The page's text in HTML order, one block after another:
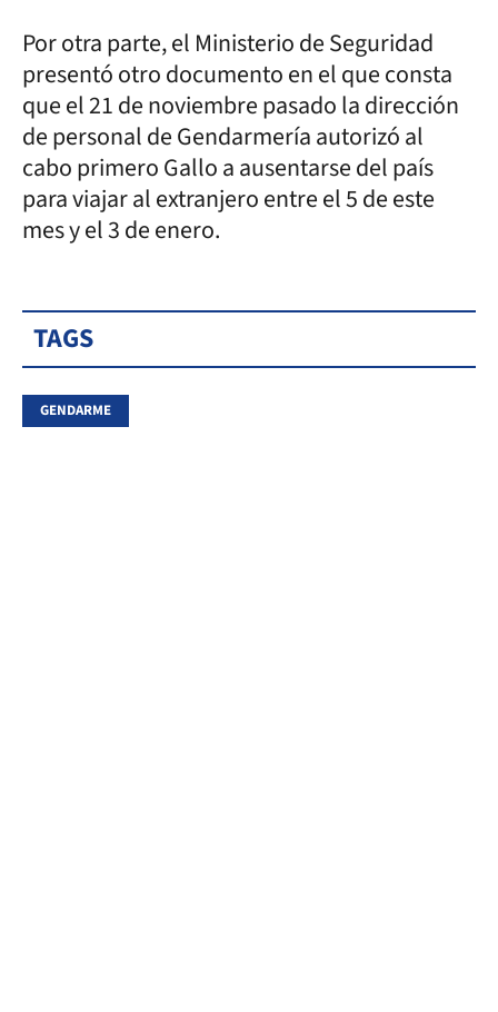
Por otra parte, el Ministerio de Seguridad
presentó otro documento en el que consta
que el 21 de noviembre pasado la dirección
de personal de Gendarmería autorizó al
cabo primero Gallo a ausentarse del país
para viajar al extranjero entre el 5 de este
mes y el 3 de enero.
TAGS
GENDARME